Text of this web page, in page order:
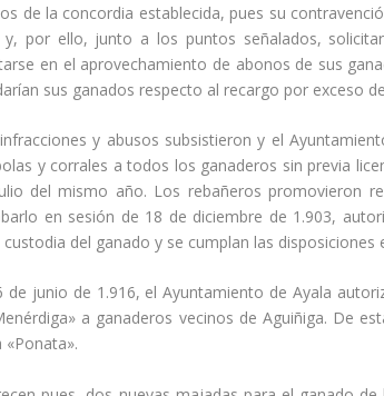
de la concordia establecida, pues su
y, por ello, junto a los puntos señalados,
en el aprovechamiento de abonos de sus
sus ganados respecto al recargo por exceso
y abusos subsistieron y el
y corrales a todos los ganaderos sin previa
del mismo año. Los rebañeros promovieron
en sesión de 18 de diciembre de 1.903,
custodia del ganado y se cumplan las disposiciones
de junio de 1.916, el Ayuntamiento de Ayala
a ganaderos vecinos de Aguiñiga. De
«Ponata».